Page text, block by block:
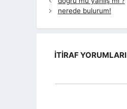
nerede bulurum!
İTIRAF YORUMLARI